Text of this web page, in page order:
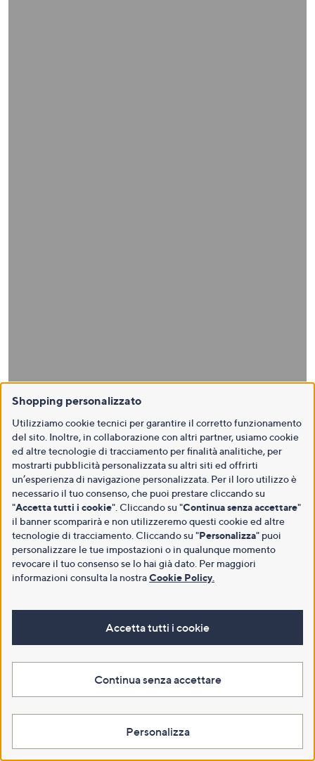
Shopping personalizzato
Utilizziamo cookie tecnici per garantire il corretto funzionamento
del sito. Inoltre, in collaborazione con altri partner, usiamo cookie
ed altre tecnologie di tracciamento per finalità analitiche, per
mostrarti pubblicità personalizzata su altri siti ed offrirti
un’esperienza di navigazione personalizzata. Per il loro utilizzo è
necessario il tuo consenso, che puoi prestare cliccando su
"Accetta tutti i cookie". Cliccando su "Continua senza accettare"
il banner scomparirà e non utilizzeremo questi cookie ed altre
tecnologie di tracciamento. Cliccando su "Personalizza" puoi
personalizzare le tue impostazioni o in qualunque momento
revocare il tuo consenso se lo hai già dato. Per maggiori
informazioni consulta la nostraCookie Policy
Accetta tutti i cookie
Continua senza accettare
Personalizza